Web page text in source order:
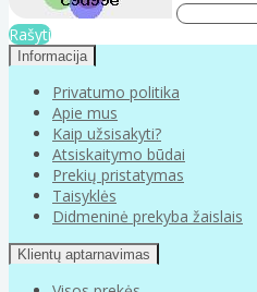
Rašyti
Informacija
Privatumo politika
Apie mus
Kaip užsisakyti?
Atsiskaitymo būdai
Prekių pristatymas
Taisyklės
Didmeninė prekyba žaislais
Klientų aptarnavimas